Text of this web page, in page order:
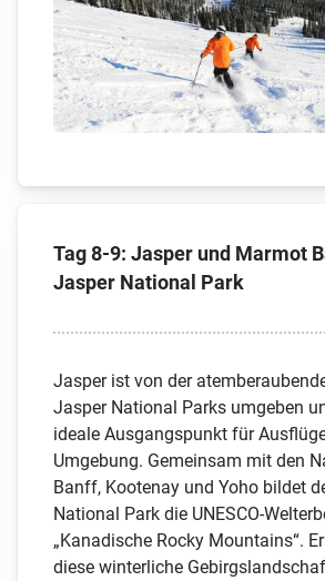
Tag 8-9: Jasper und Marmot
Jasper National Park
Jasper ist von der
Jasper National Parks umgeben
ideale Ausgangspunkt für
Umgebung. Gemeinsam mit den
Banff, Kootenay und Yoho bildet
National Park die UNESCO-
„Kanadische Rocky Mountains“.
diese winterliche